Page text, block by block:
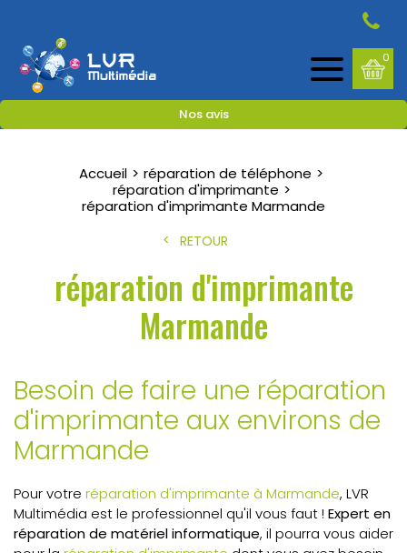
Nos avis
0
Accueil
réparation de téléphone
réparation d'imprimante
réparation d'imprimante Marmande
RETOUR
réparation d'imprimante
Marmande
Besoin de faire une réparation
d'imprimante aux environs de
Marmande
Pour votre réparation d'imprimante à Marmande, LVR
Multimédia est le professionnel qu'il vous faut ! Expert en
réparation de matériel informatique, il pourra vous aider